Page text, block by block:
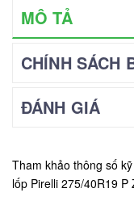
MÔ TẢ
CHÍNH SÁCH
ĐÁNH GIÁ
Tham khảo thông số
lốp Pirelli 275/40R19 P